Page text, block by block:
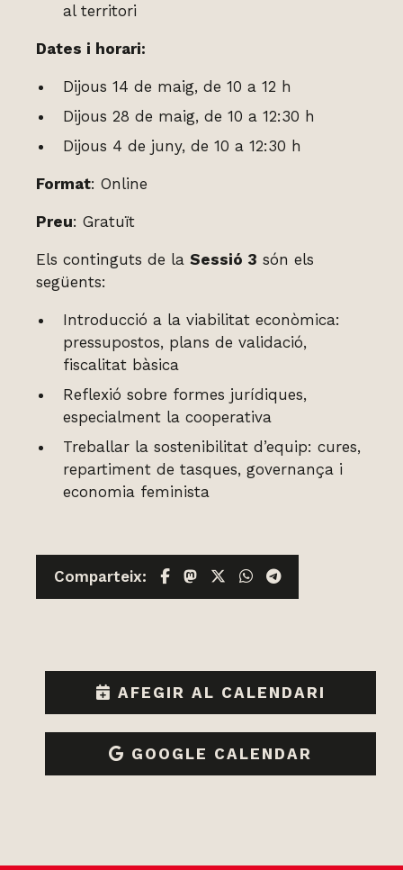
al territori
Dates i horari:
Dijous 14 de maig, de 10 a 12 h
Dijous 28 de maig, de 10 a 12:30 h
Dijous 4 de juny, de 10 a 12:30 h
Format: Online
Preu: Gratuït
Els continguts de la Sessió 3 són els
següents:
Introducció a la viabilitat econòmica:
pressupostos, plans de validació,
fiscalitat bàsica
Reflexió sobre formes jurídiques,
especialment la cooperativa
Treballar la sostenibilitat d’equip: cures,
repartiment de tasques, governança i
economia feminista
Comparteix: Facebook
MastodonWhatsApp
Telegram
AFEGIR AL CALENDARI
GOOGLE CALENDAR